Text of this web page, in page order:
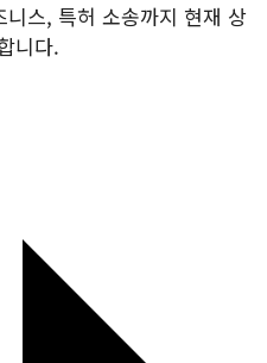
스, 특허 소송까지 현재 상
니다.